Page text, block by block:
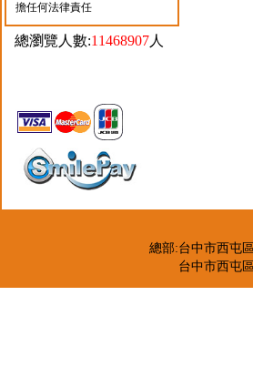
擔任何法律責任
總瀏覽人數:11468907人
總部:台中市西屯
台中市西屯